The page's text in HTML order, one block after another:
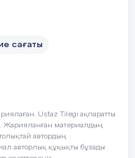
тренинг
болсын
сағаты
Ustaz Tilegi ақпаратты
Жарияланған материалдың
автордың
авторлық құқықты бұзады